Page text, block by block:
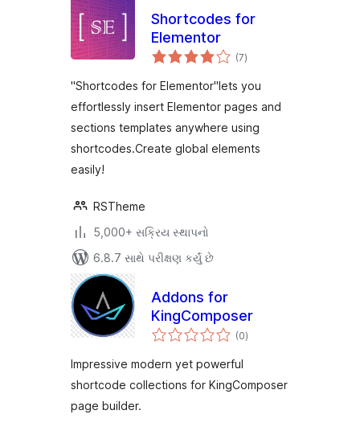
Shortcodes for
Elementor
(7કુલ
રેટિંગ્સ
)
"Shortcodes for Elementor"lets you
effortlessly insert Elementor pages and
sections templates anywhere using
shortcodes.Create global elements
easily!
RSTheme
5,000+ સક્રિય સ્થાપનો
6.8.7 સાથે પરીક્ષણ કર્યું છે
Addons for
KingComposer
(0કુલ
રેટિંગ્સ
)
Impressive modern yet powerful
shortcode collections for KingComposer
page builder.